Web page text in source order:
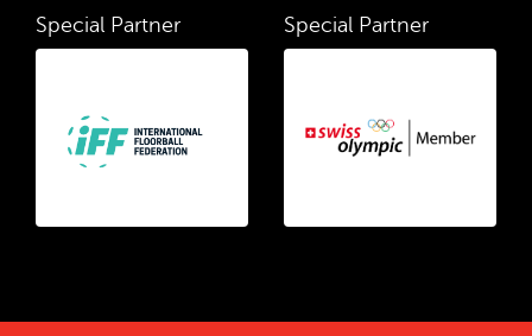
Special Partner Special Partner